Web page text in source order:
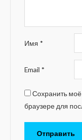
Имя *
Email *
Сохранить моё
браузере для